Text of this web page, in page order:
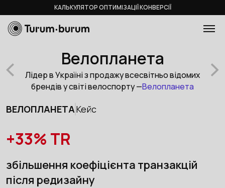
КАЛЬКУЛЯТОР ОПТИМІЗАЦІЇ КОНВЕРСІЇ
Велопланета
Лідер в Україні з продажу всесвітньо відомих
брендів у світі велоспорту —Велопланета
ВЕЛОПЛАНЕТАКейс
+33% TR
збільшення коефіцієнта транзакцій
після редизайну